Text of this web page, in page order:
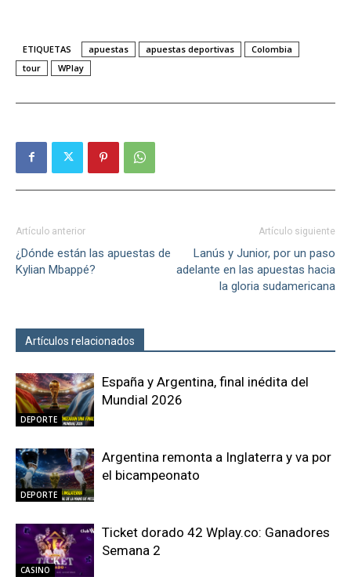
ETIQUETAS apuestas apuestas deportivas
Colombia
tour
WPlay
Artículo anterior
¿Dónde están las apuestas de
Kylian Mbappé?
Artículo siguiente
Lanús y Junior, por un paso
adelante en las apuestas hacia
la gloria sudamericana
Artículos relacionados
DEPORTE
España y Argentina, final inédita del
Mundial 2026
DEPORTE
Argentina remonta a Inglaterra y va por
el bicampeonato
CASINO
Ticket dorado 42 Wplay.co: Ganadores
Semana 2